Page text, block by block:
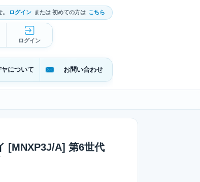
ログイン または 初めての方は こちら
ログイン
について お問い合わせ
[MNXP3J/A] 第6世代